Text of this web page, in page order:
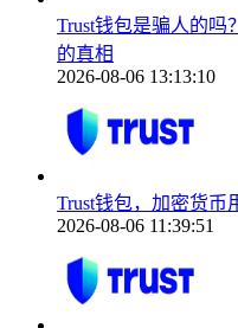
Trust钱包是骗人的吗
的真相
2026-08-06 13:13:10
Trust钱包，加密货币
2026-08-06 11:39:51